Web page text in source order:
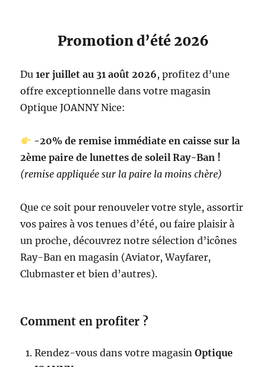
Promotion d’été 2026
Du1er juillet au 31 août 2026, profitez d’une
offre exceptionnelle dans votre magasin
Optique JOANNY Nice:
-20% de remise immédiate en caisse sur la
2ème paire de lunettes de soleil Ray-Ban !
(remise appliquée sur la paire la moins chère)
Que ce soit pour renouveler votre style, assortir
vos paires à vos tenues d’été, ou faire plaisir à
un proche, découvrez notre sélection d’icônes
Ray-Ban en magasin (Aviator, Wayfarer,
Clubmaster et bien d’autres).
Comment en profiter ?
Rendez-vous dans votre magasinOptique